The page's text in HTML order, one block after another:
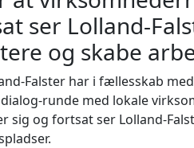
ser Lolland-
og skabe
Falster har i fællesskab
runde med lokale
sig og fortsat ser Lolland-